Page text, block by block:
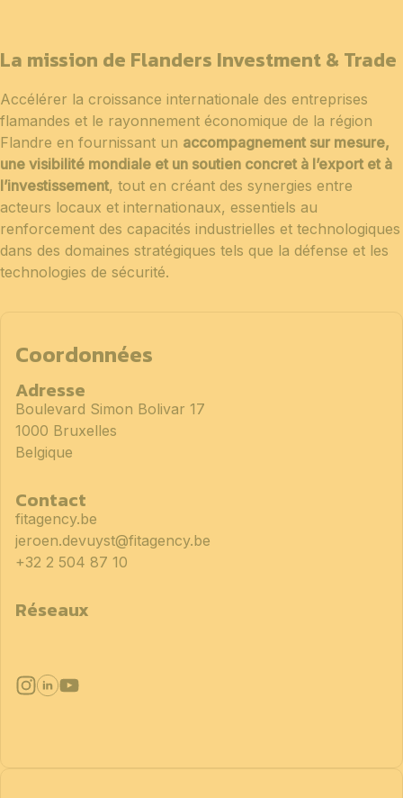
La mission de Flanders Investment & Trade
Accélérer la croissance internationale des entreprises
flamandes et le rayonnement économique de la région
Flandre en fournissant un accompagnement sur mesure,
une visibilité mondiale et un soutien concret à l’export et à
l’investissement, tout en créant des synergies entre
acteurs locaux et internationaux, essentiels au
renforcement des capacités industrielles et technologiques
dans des domaines stratégiques tels que la défense et les
technologies de sécurité.
Coordonnées
Adresse
Boulevard Simon Bolivar 17
1000 Bruxelles
Belgique
Contact
fitagency.be
jeroen.devuyst@fitagency.be
+32 2 504 87 10
Réseaux